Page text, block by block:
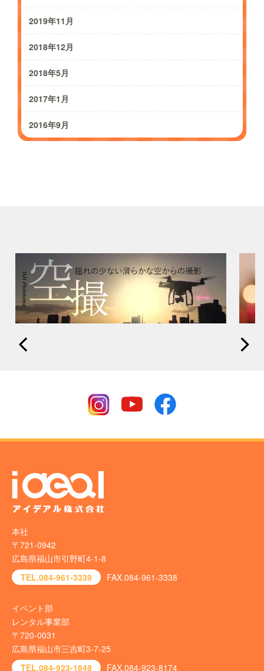
2019年11月
2018年12月
2018年5月
2017年1月
2016年9月
本社
〒721-0942
広島県福山市引野町4-1-8
TEL.084-961-3339
FAX.084-961-3338
イベント部
レンタル事業部
〒720-0031
広島県福山市三吉町3-7-25
TEL.084-923-1848
FAX.084-923-8174